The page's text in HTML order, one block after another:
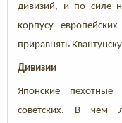
дивизий, и по силе
корпусу
приравнять
Дивизии
Японские пехотные
советских. В чем